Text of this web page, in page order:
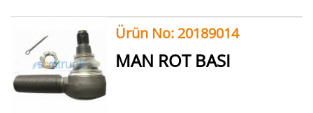
Ürün No: 20189014
MAN ROT BASI